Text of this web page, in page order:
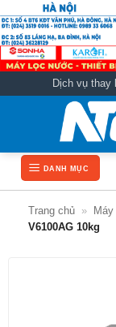
qua
nội
dung
Dịch vụ thay
DANH MỤC
Trang chủ »
V6100AG 10kg